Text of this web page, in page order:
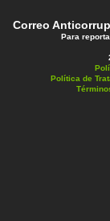
Correo
Para
Política de